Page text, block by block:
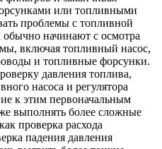
или топливными
проблемы с топливной
начинают с осмотра
включая топливный насос,
и топливные форсунки.
давления топлива,
насоса и регулятора
к этим первоначальным
выполнять более сложные
проверка расхода
падения давления